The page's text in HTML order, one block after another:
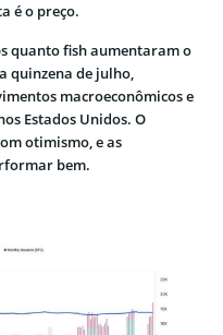
é o preço.
quanto fish aumentaram o
quinzena de julho,
macroeconômicos e
Estados Unidos. O
otimismo, e as
bem.